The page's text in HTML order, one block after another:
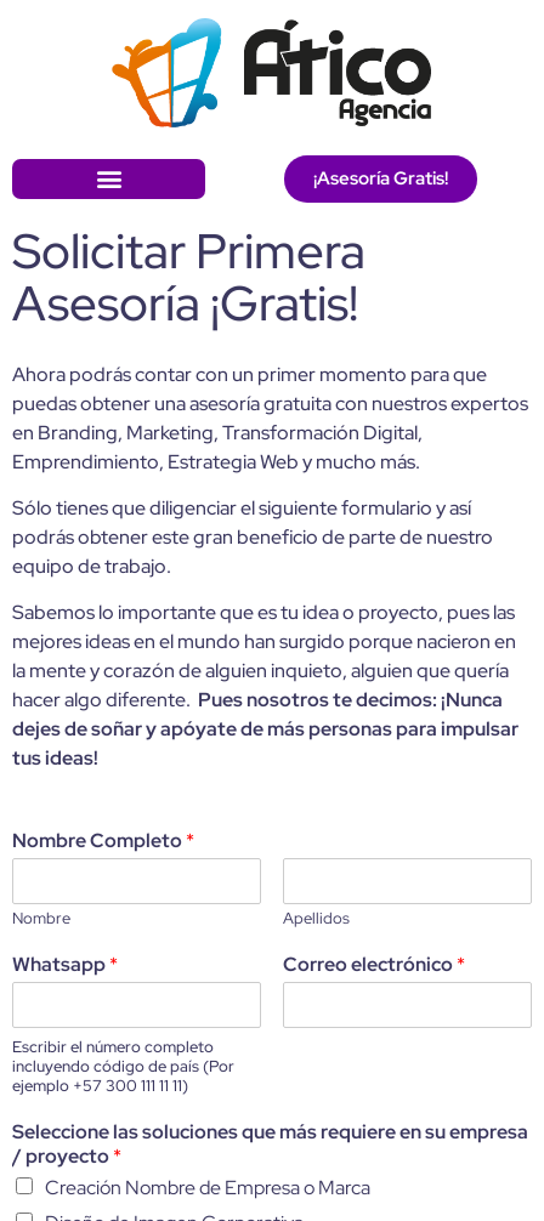
¡Asesoría Gratis!
Solicitar Primera
Asesoría ¡Gratis!
Ahora podrás contar con un primer momento para que
puedas obtener una asesoría gratuita con nuestros expertos
en Branding, Marketing, Transformación Digital,
Emprendimiento, Estrategia Web y mucho más.
Sólo tienes que diligenciar el siguiente formulario y así
podrás obtener este gran beneficio de parte de nuestro
equipo de trabajo.
Sabemos lo importante que es tu idea o proyecto, pues las
mejores ideas en el mundo han surgido porque nacieron en
la mente y corazón de alguien inquieto, alguien que quería
hacer algo diferente. Pues nosotros te decimos: ¡Nunca
dejes de soñar y apóyate de más personas para impulsar
tus ideas!
Nombre Completo*
Nombre Apellidos
Whatsapp*
Escribir el número completo
incluyendo código de país (Por
ejemplo +57 300 111 11 11)
Correo electrónico*
Seleccione las soluciones que más requiere en su empresa
/ proyecto*
Creación Nombre de Empresa o Marca